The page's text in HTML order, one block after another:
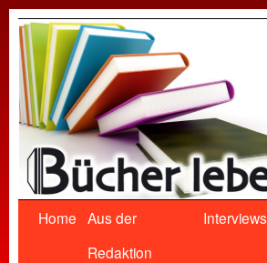
Home Aus der
Redaktion
Interviews